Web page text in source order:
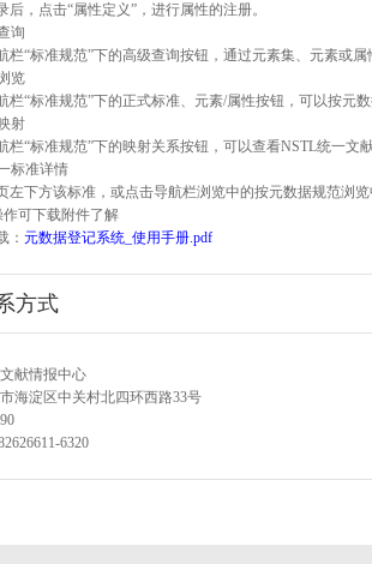
后，点击“属性定义”，进行属性的注册。
询
栏“标准规范”下的高级查询按钮，通过元素集、元素或
览
栏“标准规范”下的正式标准、元素/属性按钮，可以按元
射
栏“标准规范”下的映射关系按钮，可以查看NSTL统一文
标准详情
左下方该标准，或点击导航栏浏览中的按元数据规范浏
作可下载附件了解
： 元数据登记系统_使用手册.pdf
方式
献情报中心
海淀区中关村北四环西路33号
6320